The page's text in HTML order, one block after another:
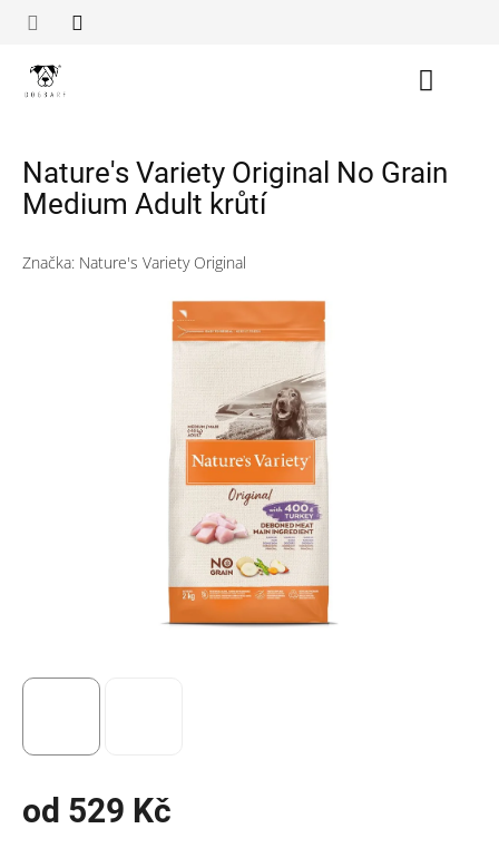
Nature's Variety Original No Grain
Medium Adult krůtí
Značka: Nature's Variety Original
od 529 Kč